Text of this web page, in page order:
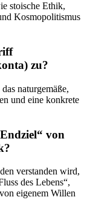
stoische Ethik,
Kosmopolitismus
zu?
naturgemäße,
und eine konkrete
von
verstanden wird,
des Lebens“,
eigenem Willen